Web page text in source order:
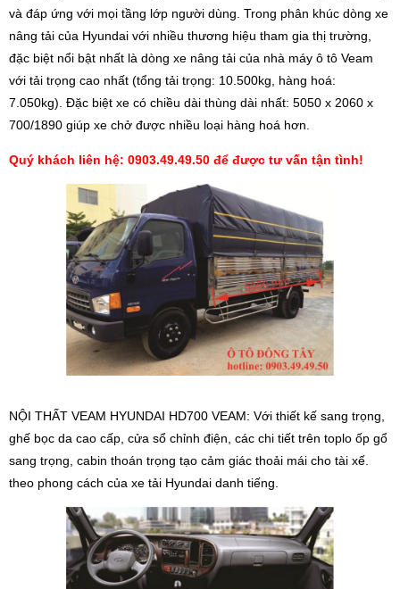
và đáp ứng với mọi tầng lớp người dùng. Trong phân khúc dòng xe
nâng tải của Hyundai với nhiều thương hiệu tham gia thị trường,
đặc biệt nổi bật nhất là dòng xe nâng tải của nhà máy ô tô Veam
với tải trọng cao nhất (tổng tải trọng: 10.500kg, hàng hoá:
7.050kg). Đặc biệt xe có chiều dài thùng dài nhất: 5050 x 2060 x
700/1890 giúp xe chở được nhiều loại hàng hoá hơn.
Quý khách liên hệ: 0903.49.49.50 để được tư vấn tận tình!
NỘI THẤT VEAM HYUNDAI HD700 VEAM: Với thiết kế sang trọng,
ghế bọc da cao cấp, cửa sổ chỉnh điện, các chi tiết trên toplo ốp gổ
sang trọng, cabin thoán trọng tạo cảm giác thoải mái cho tài xế.
theo phong cách của xe tải Hyundai danh tiếng.